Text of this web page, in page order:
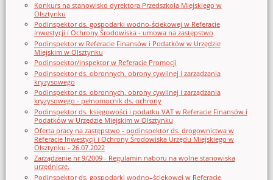
Konkurs na stanowisko dyrektora Przedszkola Miejskiego w
Olsztynku
Podinspektor ds. gospodarki wodno-ściekowej w Referacie
Inwestycji i Ochrony Środowiska - umowa na zastępstwo
Podinspektor w Referacie Finansów i Podatków w Urzędzie
Miejskim w Olsztynku
Podinspektor/inspektor w Referacie Promocji
Podinspektor ds. obronnych, obrony cywilnej i zarządzania
kryzysowego
Podinspektor ds. obronnych, obrony cywilnej i zarządzania
kryzysowego - pełnomocnik ds. ochrony
Podinspektor ds. księgowości i podatku VAT w Referacie Finansów i
Podatków w Urzędzie Miejskim w Olsztynku
Oferta pracy na zastępstwo - podinspektor ds. drogownictwa w
Referacie Inwestycji i Ochrony Środowiska Urzędu Miejskiego w
Olsztynku - 26.07.2022
Zarządzenie nr 9/2009 - Regulamin naboru na wolne stanowiska
urzędnicze.
Podinspektor ds. gospodarki wodno–ściekowej w Referacie